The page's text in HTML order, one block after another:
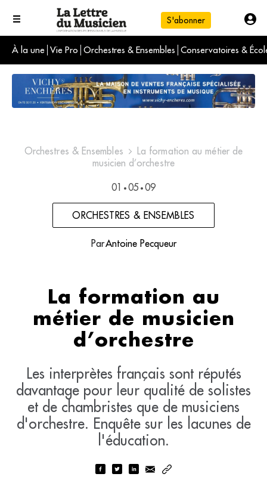
S'abonner
À la une Vie Pro Orchestres & Ensembles Conservatoires &
L'info du jour
Le numéro du mois
International
Orchestres & Ensembles
La formation au métier de
musicien d’orchestre
01 • 05 • 09
ORCHESTRES & ENSEMBLES
ParAntoine Pecqueur
La formation au
métier de musicien
d’orchestre
Les interprètes français sont réputés
davantage pour leur qualité de solistes
et de chambristes que de musiciens
d'orchestre. Enquête sur les lacunes de
l'éducation.